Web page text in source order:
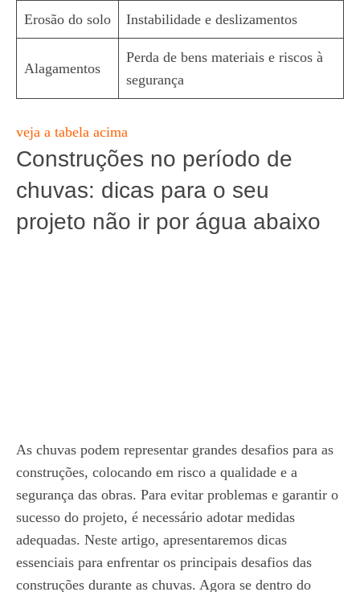
Erosão do solo Instabilidade e deslizamentos
Alagamentos
Perda de bens materiais e riscos à
segurança
veja a tabela acima
Construções no período de
chuvas: dicas para o seu
projeto não ir por água abaixo
As chuvas podem representar grandes desafios para as
construções, colocando em risco a qualidade e a
segurança das obras. Para evitar problemas e garantir o
sucesso do projeto, é necessário adotar medidas
adequadas. Neste artigo, apresentaremos dicas
essenciais para enfrentar os principais desafios das
construções durante as chuvas. Agora se dentro do